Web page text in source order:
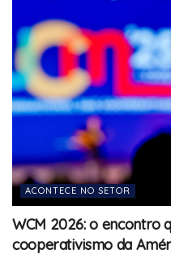
ACONTECE NO SETOR
WCM 2026: o encontro
cooperativismo da